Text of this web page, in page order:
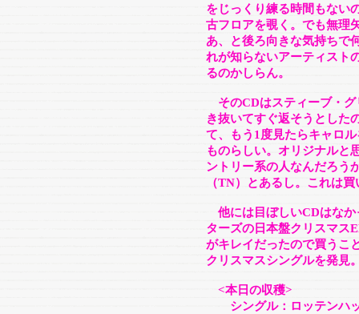
をじっくり練る時間もない
古フロアを覗く。でも無理
あ、と後ろ向きな気持ちで
れが知らないアーティスト
るのかしらん。
そのCDはスティーブ・グ
き抜いてすぐ返そうとした
て、もう1度見たらキャロ
ものらしい。オリジナルと
ントリー系の人なんだろう
（TN）とあるし。これは買
他には目ぼしいCDはなか
ターズの日本盤クリスマス
がキレイだったので買うこ
クリスマスシングルを発見
<本日の収穫>
シングル：ロッテンハ